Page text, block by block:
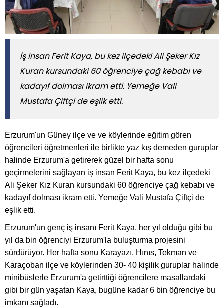
İş insan Ferit Kaya, bu kez ilçedeki Ali Şeker Kız
Kuran kursundaki 60 öğrenciye çağ kebabı ve
kadayıf dolması ikram etti. Yemeğe Vali
Mustafa Çiftçi de eşlik etti.
Erzurum'un Güney ilçe ve ve köylerinde eğitim gören
öğrencileri öğretmenleri ile birlikte yaz kış demeden guruplar
halinde Erzurum'a getirerek güzel bir hafta sonu
geçirmelerini sağlayan iş insan Ferit Kaya, bu kez ilçedeki
Ali Şeker Kız Kuran kursundaki 60 öğrenciye çağ kebabı ve
kadayıf dolması ikram etti. Yemeğe Vali Mustafa Çiftçi de
eşlik etti.
Erzurum'un genç iş insanı Ferit Kaya, her yıl olduğu gibi bu
yıl da bin öğrenciyi Erzurum'la buluşturma projesini
sürdürüyor. Her hafta sonu Karayazı, Hınıs, Tekman ve
Karaçoban ilçe ve köylerinden 30- 40 kişilik guruplar halinde
minibüslerle Erzurum'a getirttiği öğrencilere masallardaki
gibi bir gün yaşatan Kaya, bugüne kadar 6 bin öğrenciye bu
imkanı sağladı.